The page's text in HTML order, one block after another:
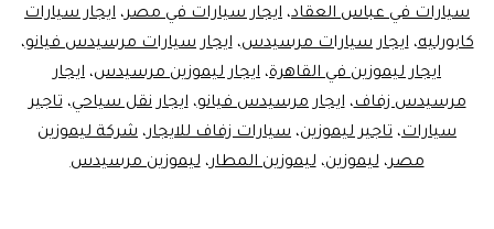
سيارات في عباس العقاد، ايجار سيارات في مصر، ايجار سيارات
كابورليه،ايجار سيارات مرسيدس،ايجار سيارات مرسيدس فيانو،
ايجار ليموزين في القاهرة، ايجار ليموزين مرسيدس، ايجار
مرسيدس زفاف،ايجار مرسيدس فيانو،ايجار نقل سياحي،تاجير
سيارات، تاجير ليموزين، سيارات زفاف للايجار، شركة ليموزين
مصر،ليموزين،ليموزين المطار،ليموزين مرسيدس